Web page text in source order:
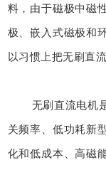
料，由于磁极中磁
极、嵌入式磁极和
以习惯上把无刷直
无刷直流电机
关频率、低功耗新
化和低成本、高磁